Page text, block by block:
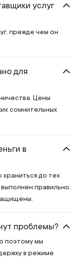
услуг
прежде чем он
для
Цены
сомнительных
в
до тех
правильно.
проблемы?
поэтому мы
в режиме